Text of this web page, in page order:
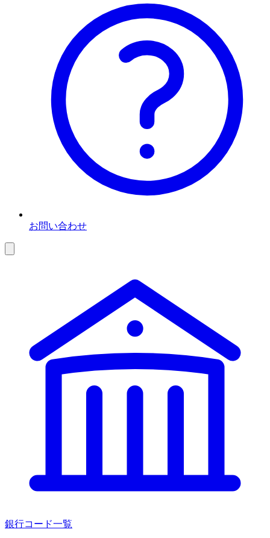
お問い合わせ
銀行コード一覧